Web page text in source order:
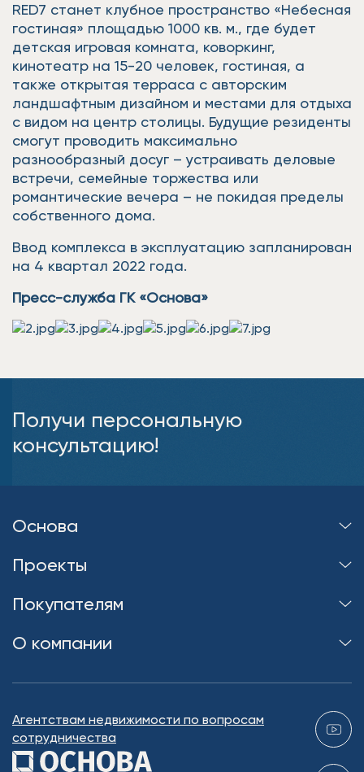
RED7 станет клубное пространство «Небесная
гостиная» площадью 1000 кв. м., где будет
детская игровая комната, коворкинг,
кинотеатр на 15-20 человек, гостиная, а
также открытая терраса с авторским
ландшафтным дизайном и местами для отдыха
с видом на центр столицы. Будущие резиденты
смогут проводить максимально
разнообразный досуг – устраивать деловые
встречи, семейные торжества или
романтические вечера – не покидая пределы
собственного дома.
Ввод комплекса в эксплуатацию запланирован
на 4 квартал 2022 года.
Пресс-служба ГК «Основа»
Получи персональную
консультацию!
Основа
Проекты
Покупателям
О компании
Агентствам недвижимости по вопросам
сотрудничества